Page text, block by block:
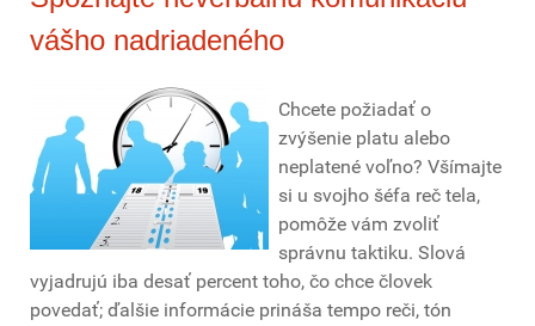
vášho nadriadeného
Chcete požiadať o
zvýšenie platu alebo
neplatené voľno? Všímajte
si u svojho šéfa reč tela,
pomôže vám zvoliť
správnu taktiku. Slová
vyjadrujú iba desať percent toho, čo chce človek
povedať; ďalšie informácie prináša tempo reči, tón